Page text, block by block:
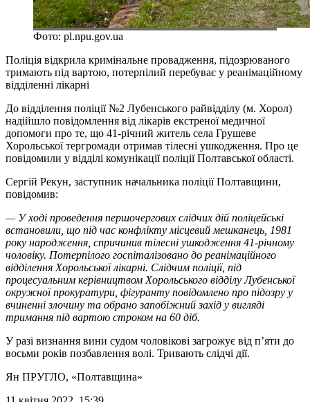
Фото: pl.npu.gov.ua
Поліція відкрила кримінальне провадження, підозрюваного
тримають під вартою, потерпілий перебуває у реанімаційному
відділенні лікарні
До відділення поліції №2 Лубенського райвідділу (м. Хорол)
надійшло повідомлення від лікарів екстреної медичної
допомоги про те, що 41-річний житель села Грушеве
Хорольської тергромади отримав тілесні ушкодження. Про це
повідомили у відділі комунікації поліції Полтавської області.
Сергій Рекун, заступник начальника поліції Полтавщини,
повідомив:
— У ході проведення першочергових слідчих дій поліцейські
встановили, що під час конфлікту місцевий мешканець, 1981
року народження, спричинив тілесні ушкодження 41-річному
чоловіку. Потерпілого госпіталізовано до реанімаційного
відділення Хорольської лікарні. Слідчим поліції, під
процесуальним керівництвом Хорольського відділу Лубенської
окружної прокуратури, фігуранту повідомлено про підозру у
вчиненні злочину та обрано запобіжний захід у вигляді
тримання під вартою строком на 60 діб.
У разі визнання вини судом чоловікові загрожує від п’яти до
восьми років позбавлення волі. Тривають слідчі дії.
Ян ПРУГЛО, «Полтавщина»